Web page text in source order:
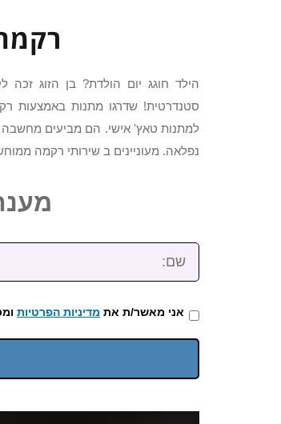
הילד חוגג יום הולדת? בן הזוג
סטנדרטית! שדרגו מתנות באמצעות
למתנות טאץ' אישי. הם מביעים מחשבה
נפלאה. מעוניינים ב שירותי רקמה
מענה
שם:
אני מאשר/ת את מדיניות הפרטיות